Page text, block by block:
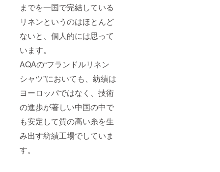
までを一国で完結している
リネンというのはほとんど
ないと、個人的には思って
います。
AQAの“フランドルリネン
シャツ”においても、紡績は
ヨーロッパではなく、技術
の進歩が著しい中国の中で
も安定して質の高い糸を生
み出す紡績工場でしていま
す。